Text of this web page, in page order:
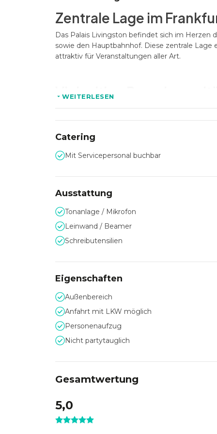
Zentrale Lage im
Das Palais Livingston befindet sich im Herzen
sowie den Hauptbahnhof. Diese zentrale
attraktiv für Veranstaltungen aller Art.
Vielseitige
Mit insgesamt fünf flexibel gestaltbaren
Veranstaltungen. Der größte Raum, der
Personen zur Verfügung.
Perfekte Kulisse für
Das Palais Livingston ist die ideale Wahl für
einzigartiges Ambiente, das jedem Event eine
Historischer Charme
verbindet es heute historischen Flair mit
WEITERLESEN
Catering
Mit Servicepersonal buchbar
Ausstattung
Tonanlage / Mikrofon
Leinwand / Beamer
Schreibutensilien
Eigenschaften
Außenbereich
Anfahrt mit LKW möglich
Personenaufzug
Nicht partytauglich
Gesamtwertung
5,0